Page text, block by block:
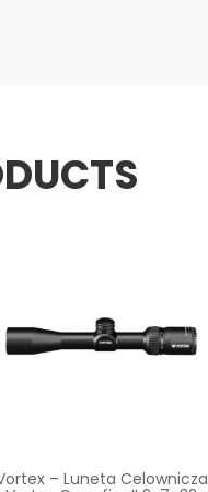
– Luneta Celownicza